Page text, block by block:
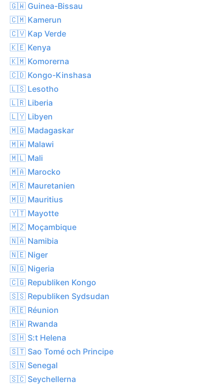
🇬🇼 Guinea-Bissau
🇨🇲 Kamerun
🇨🇻 Kap Verde
🇰🇪 Kenya
🇰🇲 Komorerna
🇨🇩 Kongo-Kinshasa
🇱🇸 Lesotho
🇱🇷 Liberia
🇱🇾 Libyen
🇲🇬 Madagaskar
🇲🇼 Malawi
🇲🇱 Mali
🇲🇦 Marocko
🇲🇷 Mauretanien
🇲🇺 Mauritius
🇾🇹 Mayotte
🇲🇿 Moçambique
🇳🇦 Namibia
🇳🇪 Niger
🇳🇬 Nigeria
🇨🇬 Republiken Kongo
🇸🇸 Republiken Sydsudan
🇷🇪 Réunion
🇷🇼 Rwanda
🇸🇭 S:t Helena
🇸🇹 Sao Tomé och Principe
🇸🇳 Senegal
🇸🇨 Seychellerna